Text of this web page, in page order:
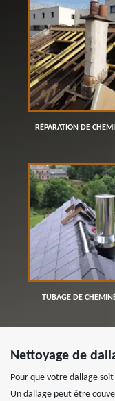
RÉPARATION DE
TUBAGE DE
Nettoyage de
Pour que votre dallage
Un dallage peut être